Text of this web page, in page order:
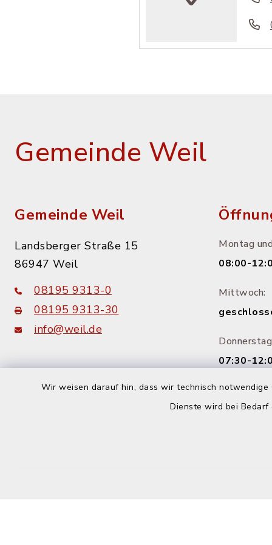
Wir weisen darauf hin, dass wir technisch
Dienste wird bei
Gemeinde Weil
Gemeinde Weil
Landsberger Straße 15
86947 Weil
08195 9313-0
08195 9313-30
info@weil.de
Montag
08:00-
Mittwoch:
07:30-
14:00-